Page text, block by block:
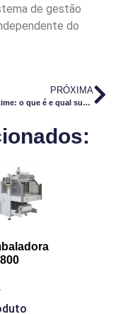
de gestão
do
PRÓXIMA
Lead time: o que é e qual sua importância e impacto na produtividade das indústrias